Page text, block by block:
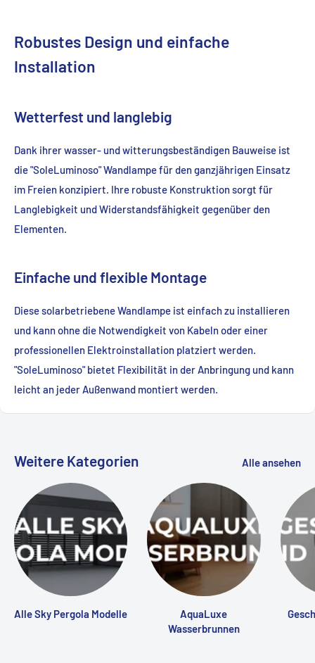
Robustes Design und einfache
Installation
Wetterfest und langlebig
Dank ihrer wasser- und witterungsbeständigen Bauweise ist
die "SoleLuminoso" Wandlampe für den ganzjährigen Einsatz
im Freien konzipiert. Ihre robuste Konstruktion sorgt für
Langlebigkeit und Widerstandsfähigkeit gegenüber den
Elementen.
Einfache und flexible Montage
Diese solarbetriebene Wandlampe ist einfach zu installieren
und kann ohne die Notwendigkeit von Kabeln oder einer
professionellen Elektroinstallation platziert werden.
"SoleLuminoso" bietet Flexibilität in der Anbringung und kann
leicht an jeder Außenwand montiert werden.
Weitere Kategorien Alle ansehen
Alle Sky Pergola Modelle
AquaLuxe
Wasserbrunnen